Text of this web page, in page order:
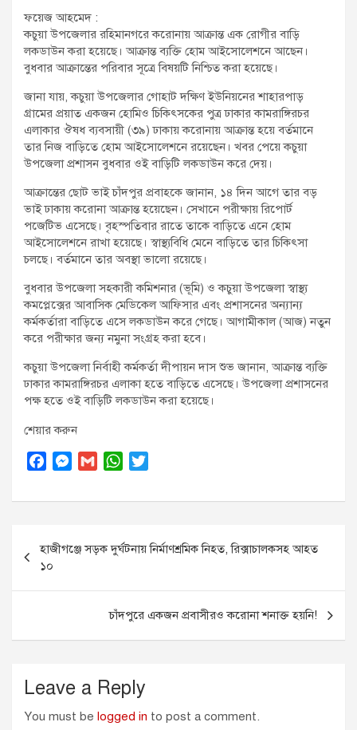
t
:
ফয়েজ আহমেদ :
কচুয়া উপজেলার রহিমানগরে করোনায় আক্রান্ত এক রোগীর বাড়ি
লকডাউন করা হয়েছে। আক্রান্ত ব্যক্তি হোম আইসোলেশনে আছেন।
বুধবার আক্রান্তের পরিবার সূত্রে বিষয়টি নিশ্চিত করা হয়েছে।
জানা যায়, কচুয়া উপজেলার গোহাট দক্ষিণ ইউনিয়নের শাহারপাড়
গ্রামের প্রয়াত একজন হোমিও চিকিৎসকের পুত্র ঢাকার কামরাঙ্গিরচর
এলাকার ঔষধ ব্যবসায়ী (৩৯) ঢাকায় করোনায় আক্রান্ত হয়ে বর্তমানে
তার নিজ বাড়িতে হোম আইসোলেশনে রয়েছেন। খবর পেয়ে কচুয়া
উপজেলা প্রশাসন বুধবার ওই বাড়িটি লকডাউন করে দেয়।
আক্রান্তের ছোট ভাই চাঁদপুর প্রবাহকে জানান, ১৪ দিন আগে তার বড়
ভাই ঢাকায় করোনা আক্রান্ত হয়েছেন। সেখানে পরীক্ষায় রিপোর্ট
পজেটিভ এসেছে। বৃহস্পতিবার রাতে তাকে বাড়িতে এনে হোম
আইসোলেশনে রাখা হয়েছে। স্বাস্থ্যবিধি মেনে বাড়িতে তার চিকিৎসা
চলছে। বর্তমানে তার অবস্থা ভালো রয়েছে।
বুধবার উপজেলা সহকারী কমিশনার (ভূমি) ও কচুয়া উপজেলা স্বাস্থ্য
কমপ্লেক্সের আবাসিক মেডিকেল আফিসার এবং প্রশাসনের অন্যান্য
কর্মকর্তারা বাড়িতে এসে লকডাউন করে গেছে। আগামীকাল (আজ) নতুন
করে পরীক্ষার জন্য নমুনা সংগ্রহ করা হবে।
কচুয়া উপজেলা নির্বাহী কর্মকর্তা দীপায়ন দাস শুভ জানান, আক্রান্ত ব্যক্তি
ঢাকার কামরাঙ্গিরচর এলাকা হতে বাড়িতে এসেছে। উপজেলা প্রশাসনের
পক্ষ হতে ওই বাড়িটি লকডাউন করা হয়েছে।
শেয়ার করুন
c
o
k
M
s
n
e
G
a
W
a
s
A
p
i
e
navigation
হাজীগঞ্জে সড়ক দুর্ঘটনায় নির্মাণশ্রমিক নিহত, রিক্সাচালকসহ আহত
১০
চাঁদপুরে একজন প্রবাসীরও করোনা শনাক্ত হয়নি!
Leave a Reply
You must be logged in to post a comment.